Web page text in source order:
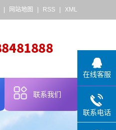
| 网站地图 | RSS | XML
联系我们
在线客服
联系电话